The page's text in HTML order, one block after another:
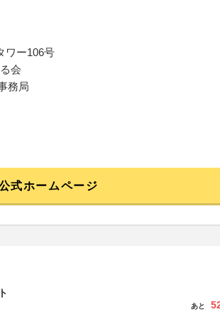
ワー106号
会
務局
式ホームページ
あと